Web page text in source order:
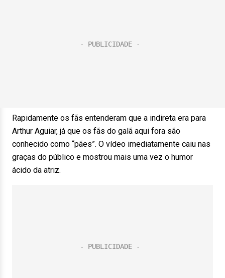
Rapidamente os fãs entenderam que a indireta era para
Arthur Aguiar, já que os fãs do galã aqui fora são
conhecido como “pães”. O vídeo imediatamente caiu nas
graças do público e mostrou mais uma vez o humor
ácido da atriz.